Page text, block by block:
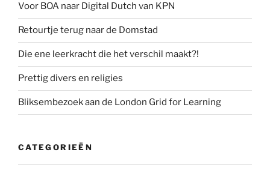
Voor BOA naar Digital Dutch van KPN
Retourtje terug naar de Domstad
Die ene leerkracht die het verschil maakt?!
Prettig divers en religies
Bliksembezoek aan de London Grid for Learning
CATEGORIEËN